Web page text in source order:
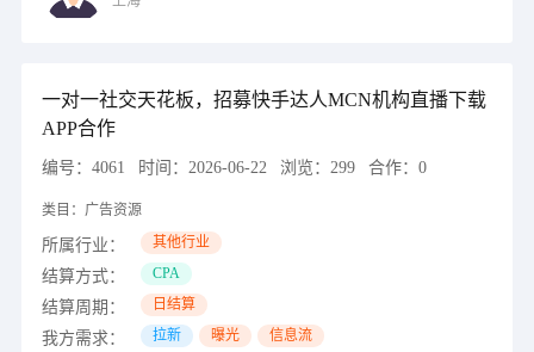
一对一社交天花板，招募快手达人MCN机构直播下载
APP合作
编号： 4061 时间： 2026-06-22 浏览： 299 合作： 0
类目： 广告资源
所属行业： 其他行业
结算方式： CPA
结算周期： 日结算
我方需求： 拉新 曝光 信息流